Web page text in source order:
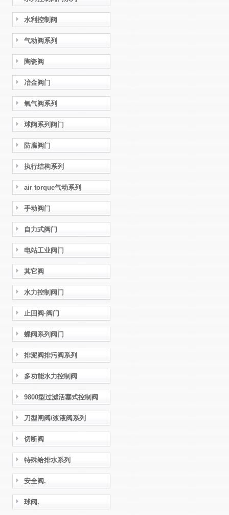
水利控制阀
气动阀系列
陶瓷阀
冶金阀门
氧气阀系列
球阀系列阀门
防腐阀门
执行结构系列
air torque气动系列
手动阀门
自力式阀门
电站工业阀门
其它阀
水力控制阀门
止回阀·阀门
蝶阀系列阀门
排泥阀排污阀系列
多功能水力控制阀
9800型过滤活塞式控制阀
刀型闸阀/浆液阀系列
切断阀
特殊给排水系列
安全阀.
球阀.